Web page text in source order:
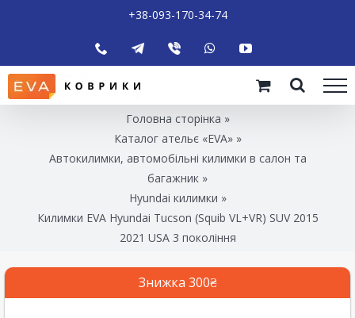
+38-093-170-34-74
Головна сторінка »
Каталог ательє «EVA»»
Автокилимки, автомобільні килимки в салон та
багажник »
Hyundai килимки »
Килимки EVA Hyundai Tucson (Squib VL+VR) SUV 2015
2021 USA 3 покоління
Знижка 300₴